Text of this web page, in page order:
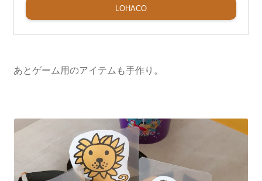
LOHACO
あとゲーム用のアイテムも手作り。